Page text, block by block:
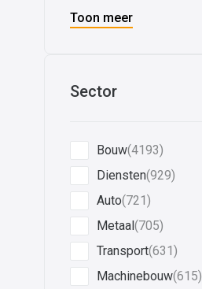
Toon meer
Sector
Bouw(4193)
Diensten(929)
Auto(721)
Metaal(705)
Transport(631)
Machinebouw(615)